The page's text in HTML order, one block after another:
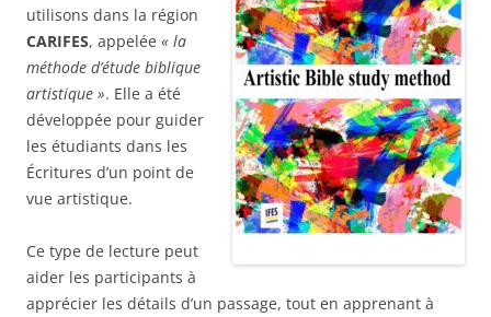
utilisons dans la région
CARIFES, appelée « la
méthode d’étude biblique
artistique ». Elle a été
développée pour guider
les étudiants dans les
Écritures d’un point de
vue artistique.
Ce type de lecture peut
aider les participants à
apprécier les détails d’un passage, tout en apprenant à